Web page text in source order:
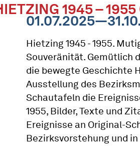
1945 –
Hietzing 1945 - 1955.
Souveränität. Gemütlich
die bewegte Geschichte
Ausstellung des
Schautafeln die
1955, Bilder, Texte und
Ereignisse an Original-
Bezirksvorstehung und